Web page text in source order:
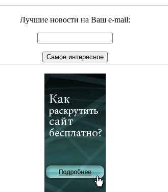
Лучшие новости на Ваш e-mail: